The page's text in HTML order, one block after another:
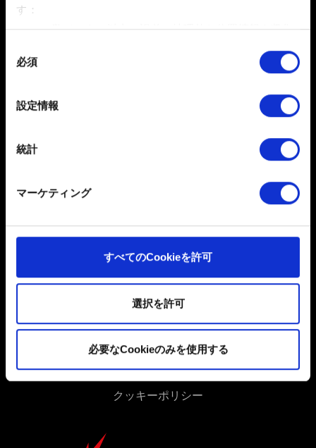
す：
数メートル以内の誤差の地理的な位置情報を収集
特定の特性（フィンガープリント）を積極的にス
詳細セクション
で個人データの処理方法と設定を行って
ください。「Cookie宣言」からいつでも同意を変更また
だくために必要なものです。その他のCookieは、ウェブ
サイトの品質向上のために、オプションとして技術的お
た、ソーシャルメディア上などでお客様が興味を持ちそ
うなコンテンツをお届けするために、一部のCookieをパ
これらのオプションが有効になることはありません。
細は、下記の「設定」メニューでご確認ください。
必須
設定情報
統計
マーケティング
すべてのCookieを許可
選択を許可
必要なCookieのみを使用する
製品として認識します。無印版で中断した箇所から再開
したい場合は、クロスプログレッション機能をご利用く
日本語
ソーシャルメディア
ユーザー同意書
プライバシーポリシー
クッキーポリシー